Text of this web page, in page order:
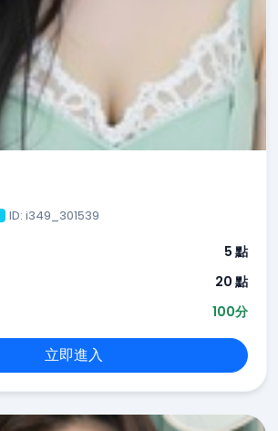
ID: i349_301539
5 點
20 點
100分
立即進入